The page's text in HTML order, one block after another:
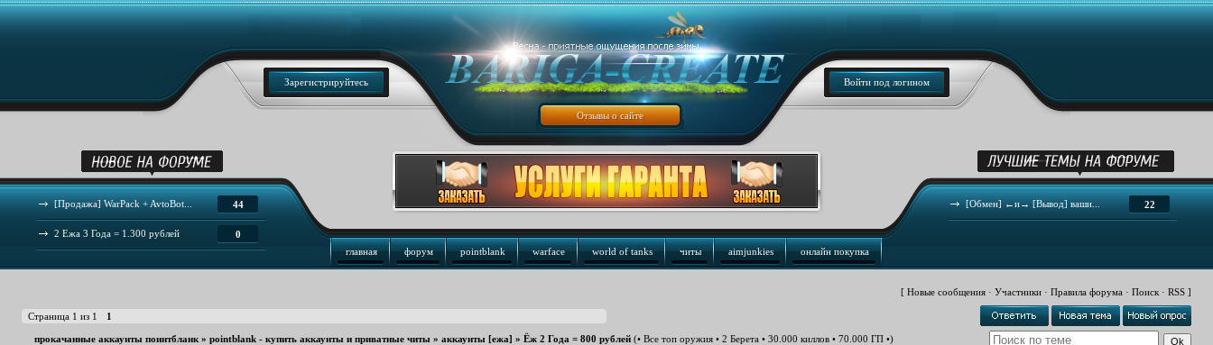
Отзывы о сайте
Зарегистрируйтесь Войти под логином
44
[Продажа] WarPack + AvtoBot...
0
2 Ежа 3 Года = 1.300 рублей
22
[Обмен] ←и→ [Вывод] ваши...
главная форум pointblank warface world of tanks читы aimjunkies онлайн покупка
[ Новые сообщения · Участники · Правила форума · Поиск · RSS ]
Страница 1 из 1 1
прокачанные аккаунты поинтбланк » pointblank - купить аккаунты и приватные читы » аккаунты [ежа] » Ёж 2 Года = 800 рублей (• Все топ оружия • 2 Берета • 30.000 киллов • 70.000 ГП •)